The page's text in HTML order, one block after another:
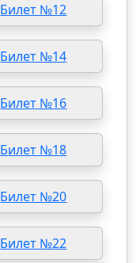
Билет №12
Билет №14
Билет №16
Билет №18
Билет №20
Билет №22